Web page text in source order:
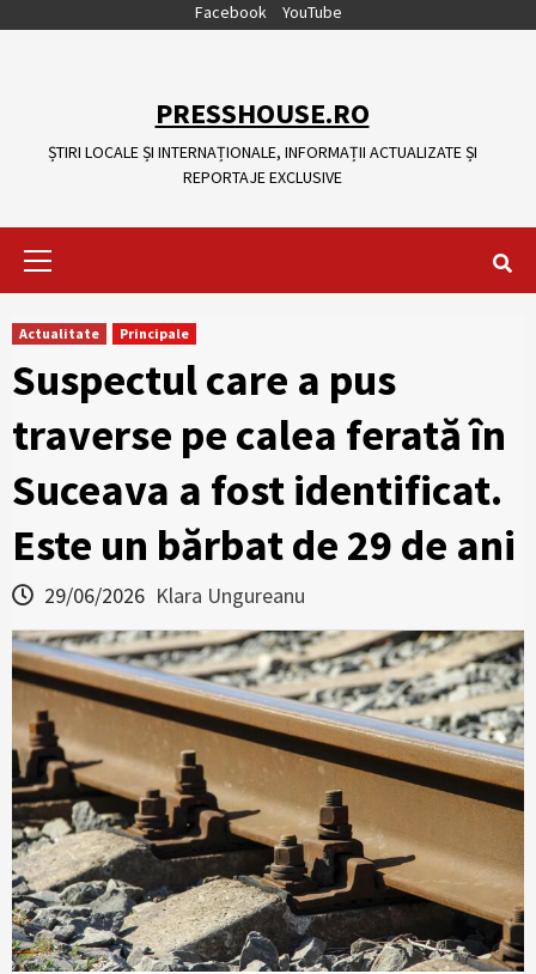
Facebook YouTube
PRESSHOUSE.RO
ȘTIRI LOCALE ȘI INTERNAȚIONALE, INFORMAȚII ACTUALIZATE ȘI
REPORTAJE EXCLUSIVE
Actualitate Principale
Suspectul care a pus
traverse pe calea ferată în
Suceava a fost identificat.
Este un bărbat de 29 de ani
29/06/2026 Klara Ungureanu